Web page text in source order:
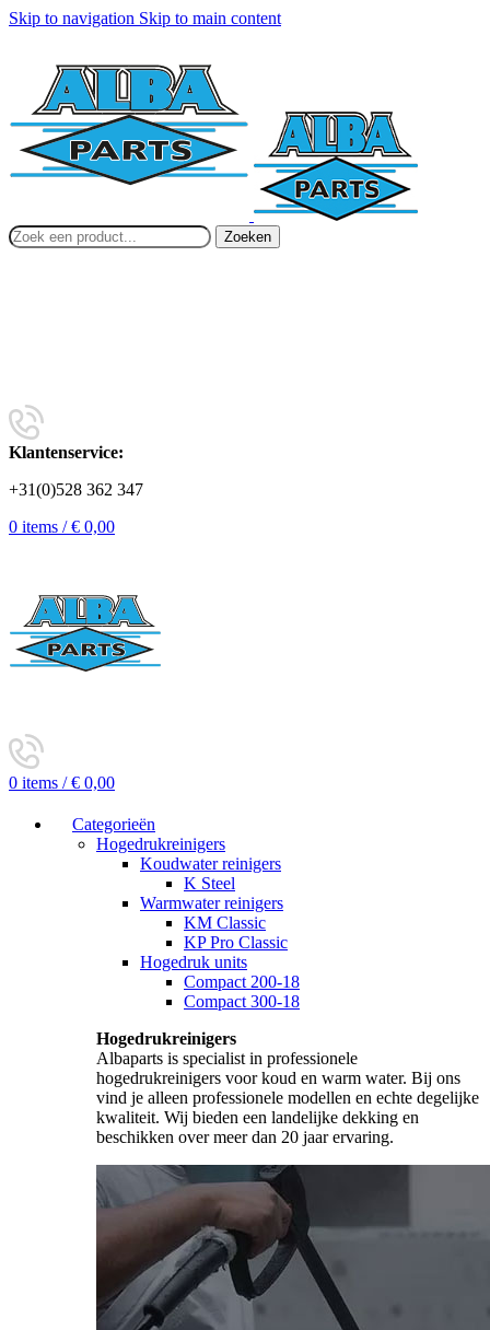
Skip to navigation Skip to main content
Zoeken
Klantenservice:
+31(0)528 362 347
0 items / € 0,00
0 items / € 0,00
Categorieën
Hogedrukreinigers
Koudwater reinigers
K Steel
Warmwater reinigers
KM Classic
KP Pro Classic
Hogedruk units
Compact 200-18
Compact 300-18
Hogedrukreinigers
Albaparts is specialist in professionele
hogedrukreinigers voor koud en warm water. Bij ons
vind je alleen professionele modellen en echte degelijke
kwaliteit. Wij bieden een landelijke dekking en
beschikken over meer dan 20 jaar ervaring.